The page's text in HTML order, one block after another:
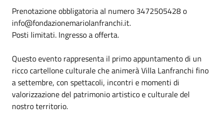
Prenotazione obbligatoria al numero 3472505428 o
info@fondazionemariolanfranchi.it.
Posti limitati. Ingresso a offerta.
Questo evento rappresenta il primo appuntamento di un
ricco cartellone culturale che animerà Villa Lanfranchi fino
a settembre, con spettacoli, incontri e momenti di
valorizzazione del patrimonio artistico e culturale del
nostro territorio.